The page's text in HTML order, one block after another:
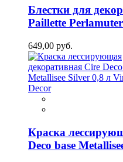
Блестки для
Paillette
649,00 руб.
Краска
Deco base